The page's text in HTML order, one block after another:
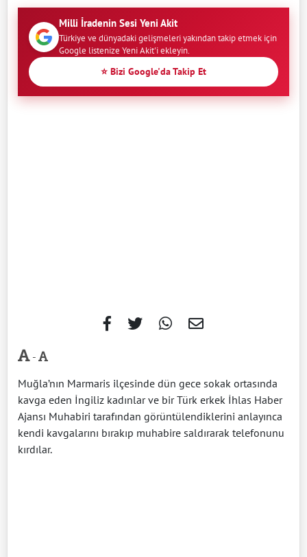
Milli İradenin Sesi Yeni Akit
Türkiye ve dünyadaki gelişmeleri yakından takip etmek için
Google listenize Yeni Akit'i ekleyin.
⭐ Bizi Google'da Takip Et
-
Muğla’nın Marmaris ilçesinde dün gece sokak ortasında
kavga eden İngiliz kadınlar ve bir Türk erkek İhlas Haber
Ajansı Muhabiri tarafından görüntülendiklerini anlayınca
kendi kavgalarını bırakıp muhabire saldırarak telefonunu
kırdılar.